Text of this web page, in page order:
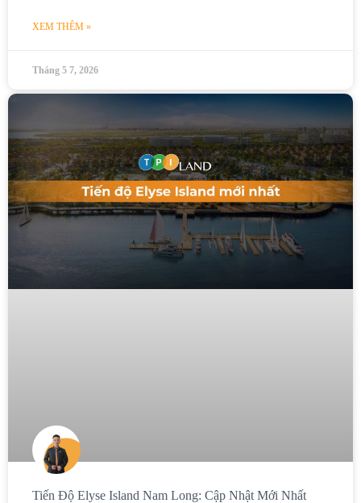
XEM THÊM »
Tháng 5 7, 2026
Tiến Độ Elyse Island Nam Long: Cập Nhật Mới Nhất